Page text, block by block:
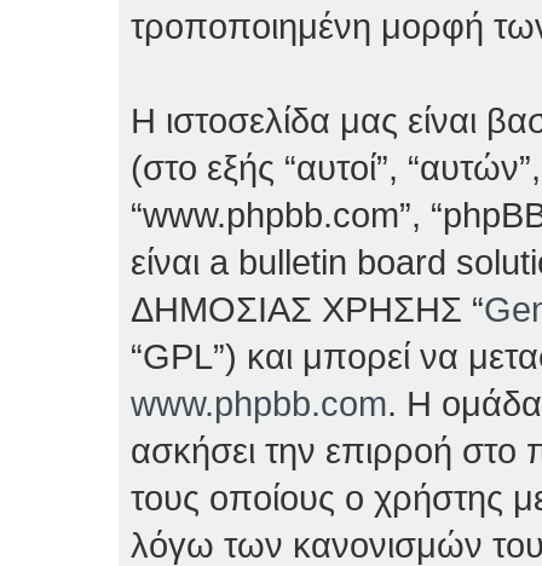
τροποποιημένη μορφή
Η ιστοσελίδα μας είναι
(στο εξής “αυτοί”,
“www.phpbb.com”,
είναι a bulletin board
ΔΗΜΟΣΙΑΣ ΧΡΗΣΗΣ “
“GPL”) και μπορεί να
www.phpbb.com. Η ομάδα
ασκήσει την επιρροή στο
τους οποίους ο χρήστης
λόγω των κανονισμών